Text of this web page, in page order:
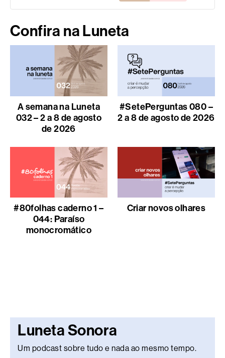
Confira na Luneta
A semana na Luneta
032 – 2 a 8 de agosto
de 2026
#SetePerguntas 080 –
2 a 8 de agosto de 2026
#80folhas caderno 1 –
044: Paraíso
monocromático
Criar novos olhares
Luneta Sonora
Um podcast sobre tudo e nada ao mesmo tempo.